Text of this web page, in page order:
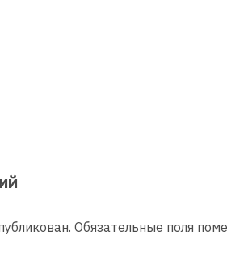
Обязательные поля